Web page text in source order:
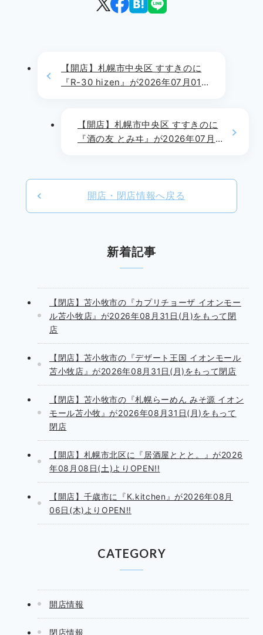
【開店】札幌市中央区 すすきのに
『R-30 hizen』が2026年07月01
【開店】札幌市中央区 すすきのに
『酒の友 とみヰ』が2026年07月
開店・閉店情報へ戻る
新着記事
【閉店】苫小牧市の『カプリチョーザ イオンモー
ル苫小牧店』が2026年08月31日(月)をもって閉
店
【閉店】苫小牧市の『デザート王国 イオンモール
苫小牧店』が2026年08月31日(月)をもって閉店
【閉店】苫小牧市の『札幌らーめん みそ源 イオン
モール苫小牧』が2026年08月31日(月)をもって
閉店
【開店】札幌市北区に『居酒屋ととと。』が2026
年08月08日(土)よりOPEN!!
【開店】千歳市に『K.kitchen』が2026年08月
06日(木)よりOPEN!!
CATEGORY
開店情報
閉店情報